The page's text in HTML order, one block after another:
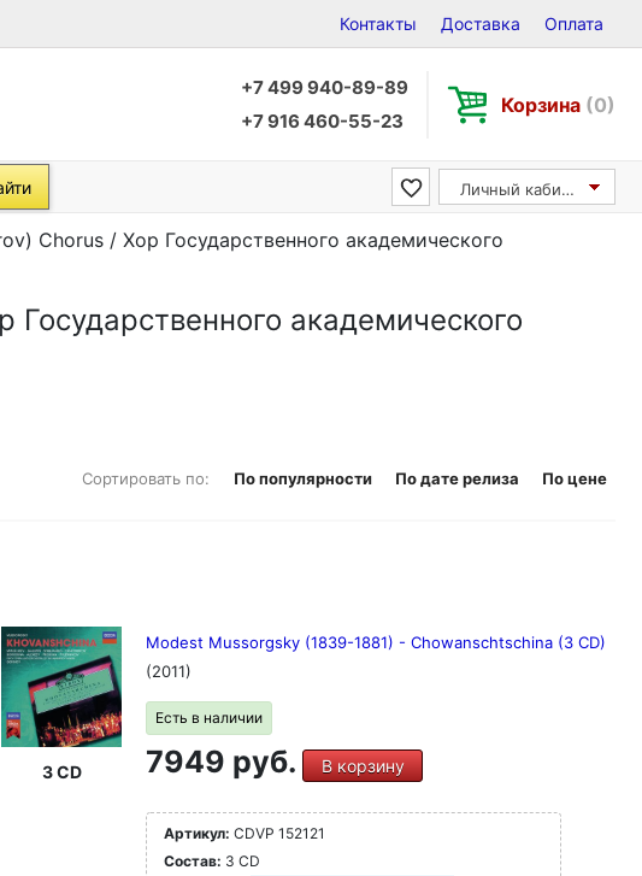
Контакты Доставка Оплата
+7 499 940-89-89
+7 916 460-55-23
Корзина (0)
Личный кабинет
Chorus / Хор Государственного академического
академического
Сортировать по: По популярности По дате релиза По цене
3 CD
Modest Mussorgsky (1839-1881) - Chowanschtschina (3 CD)
(2011)
Есть в наличии
7949 руб. В корзину
Артикул: CDVP 152121
Состав: 3 CD